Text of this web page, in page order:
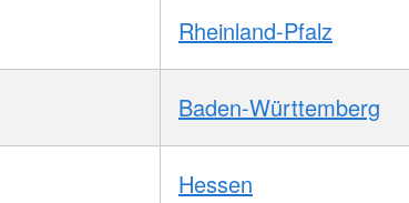
Rheinland-Pfalz
Baden-Württemberg
Hessen